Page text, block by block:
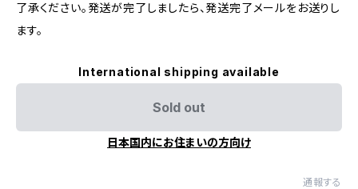
了承ください。発送が完了しましたら、発送完了メールをお送りし
ます。
International shipping available
Sold out
日本国内にお住まいの方向け
通報する